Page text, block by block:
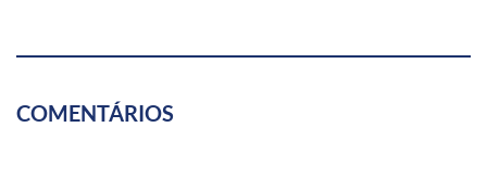
COMENTÁRIOS